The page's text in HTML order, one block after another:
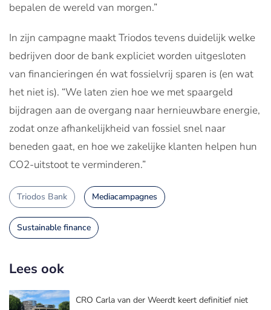
bepalen de wereld van morgen.”
In zijn campagne maakt Triodos tevens duidelijk welke
bedrijven door de bank expliciet worden uitgesloten
van financieringen én wat fossielvrij sparen is (en wat
het niet is). “We laten zien hoe we met spaargeld
bijdragen aan de overgang naar hernieuwbare energie,
zodat onze afhankelijkheid van fossiel snel naar
beneden gaat, en hoe we zakelijke klanten helpen hun
CO2-uitstoot te verminderen.”
Triodos Bank Mediacampagnes
Sustainable finance
Lees ook
CRO Carla van der Weerdt keert definitief niet